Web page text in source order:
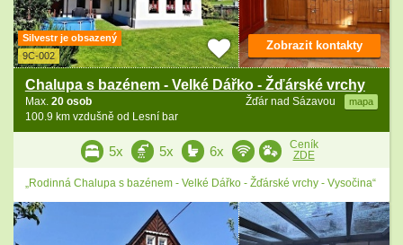
Silvestr je obsazený
9C-002
Chalupa s bazénem - Velké Dářko - Žďárské vrchy
Žďár nad Sázavou mapa
Max. 20 osob
100.9 km vzdušně od Lesní bar
Zobrazit kontakty
5x 5x 6x
Ceník
ZDE
„Rodinná Chalupa s bazénem - Velké Dářko - Žďárské vrchy - Vysočina“